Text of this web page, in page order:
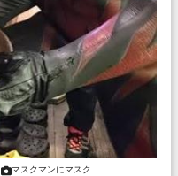
マスクマンにマスク